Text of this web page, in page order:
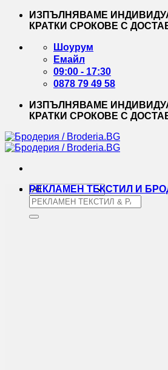
Skip
ИЗПЪЛНЯВАМЕ
КРАТКИ СРОКОВЕ С
Шоурум
Емайл
09:00 - 17:30
0878 79 49 58
ИЗПЪЛНЯВАМЕ
КРАТКИ СРОКОВЕ С
Търсене
за:
РЕКЛАМЕН ТЕКСТИЛ И